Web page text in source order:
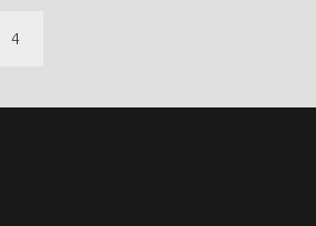
4